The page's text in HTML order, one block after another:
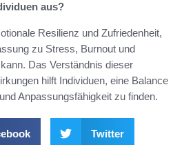
aus?
Resilienz und Zufriedenheit,
zu Stress, Burnout und
Das Verständnis dieser
hilft Individuen, eine Balance
Anpassungsfähigkeit zu finden.
Twitter